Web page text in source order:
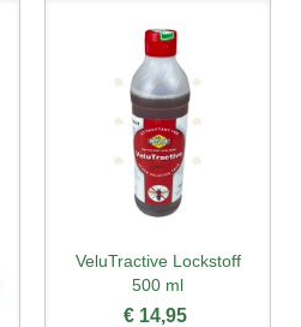
VeluTractive Lockstoff
500 ml
€ 14,95